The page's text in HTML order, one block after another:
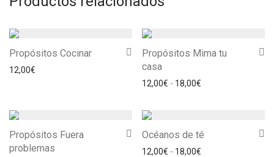
Propósitos Cocinar
12,00€
Propósitos Mima tu
casa
12,00€ - 18,00€
Propósitos Fuera
problemas
Océanos de té
12,00€ - 18,00€